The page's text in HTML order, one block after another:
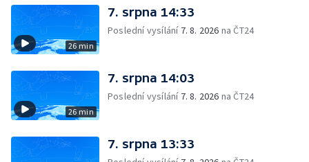
26 min
7. srpna 14:33
Poslední vysílání 7. 8. 2026 na ČT24
26 min
7. srpna 14:03
Poslední vysílání 7. 8. 2026 na ČT24
7. srpna 13:33